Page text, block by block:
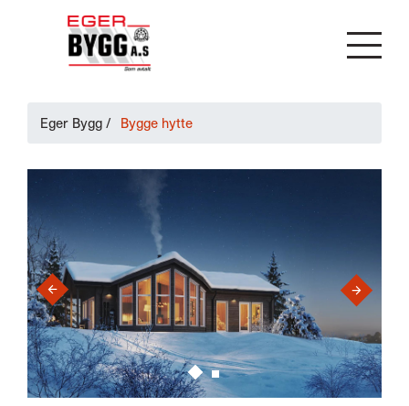
Eger Bygg / Bygge hytte
‹ ›